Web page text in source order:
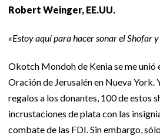
Robert Weinger, EE.UU.
«Estoy aquí para hacer sonar el Shofar
Okotch Mondoh de Kenia se me unió
Oración de Jerusalén en Nueva York.
regalos a los donantes, 100 de estos
incrustaciones de plata con las
combate de las FDI. Sin embargo,